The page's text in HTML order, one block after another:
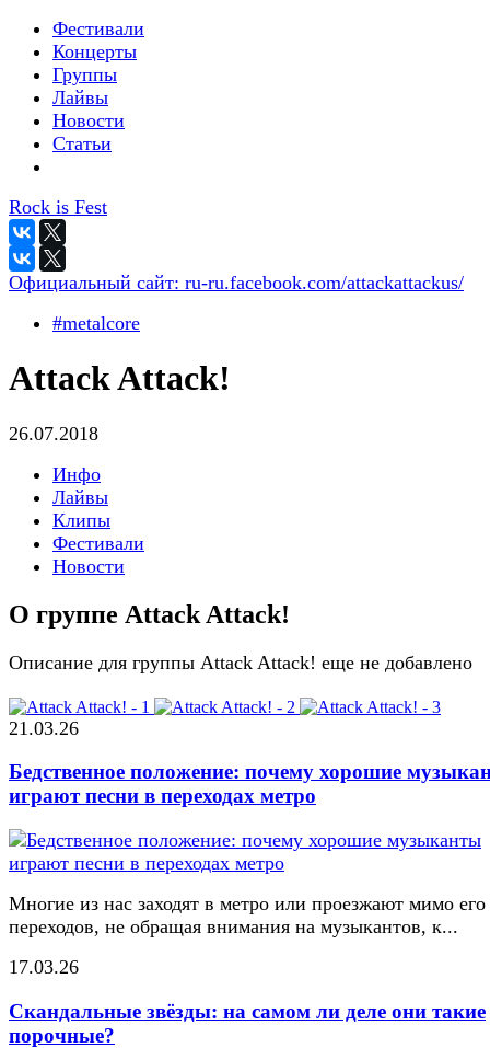
Фестивали
Концерты
Группы
Лайвы
Новости
Статьи
Rock is Fest
Официальный сайт: ru-ru.facebook.com/attackattackus/
#metalcore
Attack Attack!
26.07.2018
Инфо
Лайвы
Клипы
Фестивали
Новости
О группе Attack Attack!
Описание для группы Attack Attack! еще не добавлено
21.03.26
Бедственное положение: почему хорошие
играют песни в переходах метро
Многие из нас заходят в метро или проезжают мимо его
переходов, не обращая внимания на музыкантов, к...
17.03.26
Скандальные звёзды: на самом ли деле они такие
порочные?